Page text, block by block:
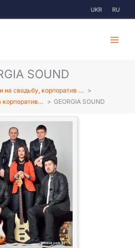
UKR RU
SOUND
на свадьбу, корпоратив …
корпоратив…
GEORGIA SOUND